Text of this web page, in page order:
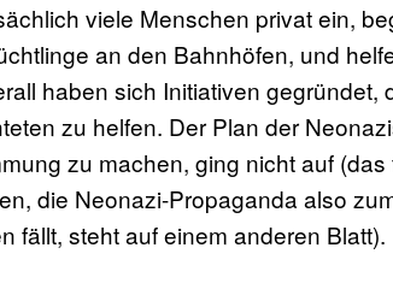
viele Menschen privat ein,
an den Bahnhöfen, und
haben sich Initiativen gegründet,
zu helfen. Der Plan der
zu machen, ging nicht auf (das
die Neonazi-Propaganda also
fällt, steht auf einem anderen Blatt).